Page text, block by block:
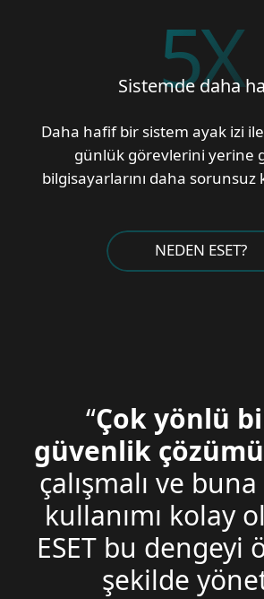
5X
Sistemde daha
Daha hafif bir sistem ayak izi ile
günlük görevlerini yerine
bilgisayarlarını daha
NEDEN ESET?
“Çok yönlü
güvenlik çözümü
çalışmalı ve
kullanımı kolay
ESET bu dengeyi
şekilde